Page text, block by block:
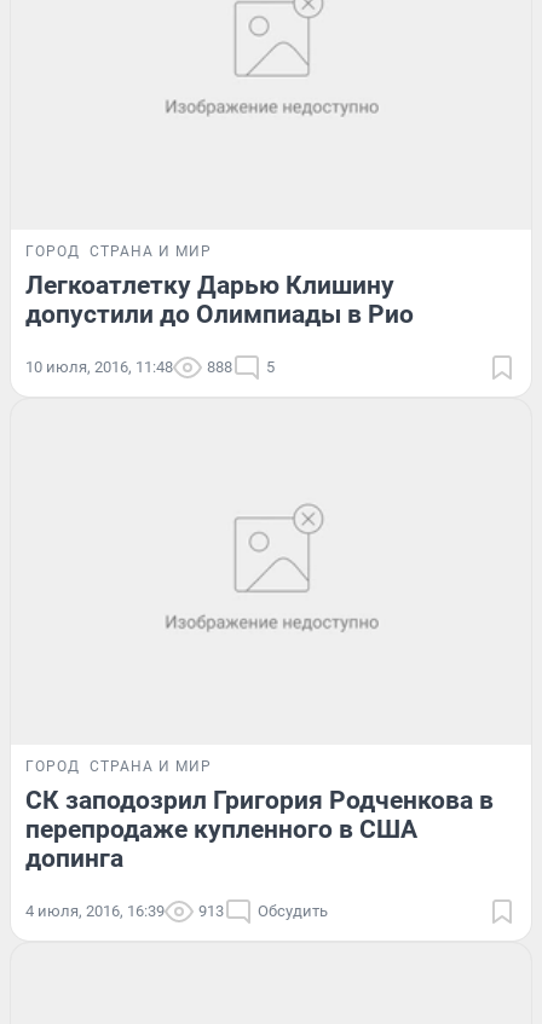
ГОРОД СТРАНА И МИР
Легкоатлетку Дарью Клишину
допустили до Олимпиады в Рио
10 июля, 2016, 11:48 888 5
ГОРОД СТРАНА И МИР
СК заподозрил Григория Родченкова в
перепродаже купленного в США
допинга
4 июля, 2016, 16:39 913 Обсудить